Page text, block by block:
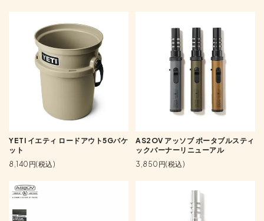
YETI イエティ ロードアウト5Gバケ
ット
8,140円(税込)
AS2OV アッソブ ポータブルスティ
ックバーナーリニューアル
3,850円(税込)